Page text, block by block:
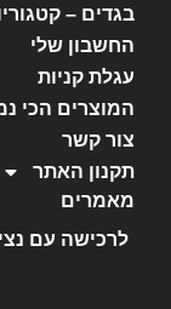
בגדים –
החשבון שלי
עגלת קניות
המוצרים הכי
צור קשר
תקנון האתר
מאמרים
לרכישה עם